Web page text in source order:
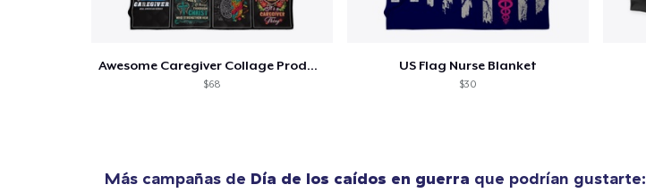
Awesome Caregiver Collage Product
$68
US Flag Nurse Blanket
$30
Más campañas de Día de los caídos en guerra que podrían gustarte: